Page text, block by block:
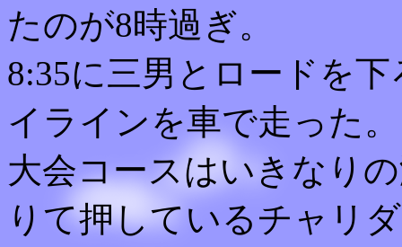
たのが8時過ぎ。
8:35に三男とロードを
イラインを車で走った。
大会コースはいきなり
りて押しているチャリ